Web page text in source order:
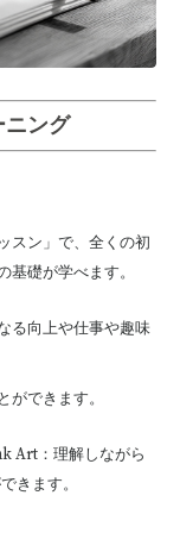
ニング
スン」で、全くの初
礎が学べます。
る向上や仕事や趣味
できます。
Art：理解しながら
きます。